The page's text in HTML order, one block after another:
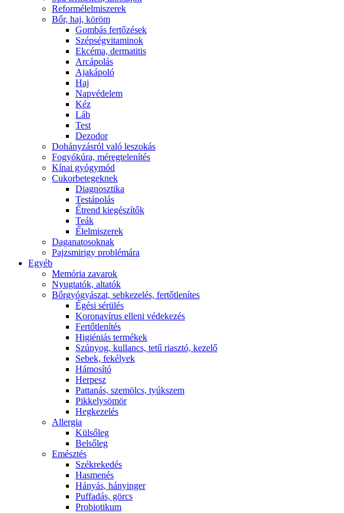
Reformélelmiszerek
Bőr, haj, köröm
Gombás fertőzések
Szépségvitaminok
Ekcéma, dermatitis
Arcápolás
Ajakápoló
Haj
Napvédelem
Kéz
Láb
Test
Dezodor
Dohányzásról való leszokás
Fogyókúra, méregtelenítés
Kínai gyógymód
Cukorbetegeknek
Diagnosztika
Testápolás
É́trend kiegészítők
Teák
É́lelmiszerek
Daganatosoknak
Pajzsmirigy problémára
Egyéb
Memória zavarok
Nyugtatók, altatók
Bőrgyógyászat, sebkezelés, fertőtlenítes
É́gési sérülés
Koronavírus elleni védekezés
Fertőtlenítés
Higiéniás termékek
Szúnyog, kullancs, tetű riasztó, kezelő
Sebek, fekélyek
Hámosító
Herpesz
Pattanás, szemölcs, tyúkszem
Pikkelysömör
Hegkezelés
Allergia
Külsőleg
Belsőleg
Emésztés
Székrekedés
Hasmenés
Hányás, hányinger
Puffadás, görcs
Probiotikum